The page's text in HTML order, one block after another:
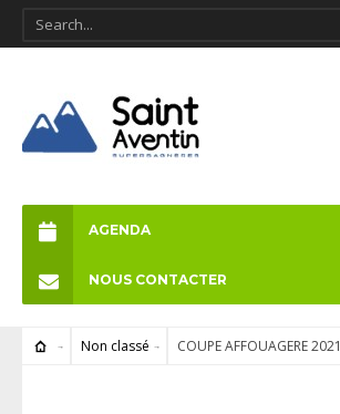
AGENDA
NOUS CONTACTER
Non classé COUPE AFFOUAGERE 2021